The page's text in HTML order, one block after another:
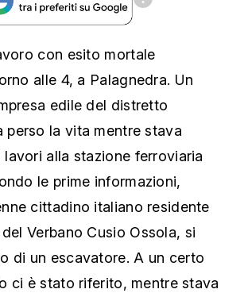
con esito mortale
alle 4, a Palagnedra. Un
edile del distretto
perso la vita mentre stava
lavori alla stazione ferroviaria
le prime informazioni,
cittadino italiano residente
Verbano Cusio Ossola, si
di un escavatore. A un certo
ci è stato riferito, mentre stava